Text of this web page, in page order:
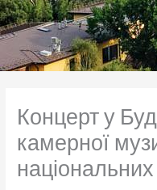
Концерт у
камерної